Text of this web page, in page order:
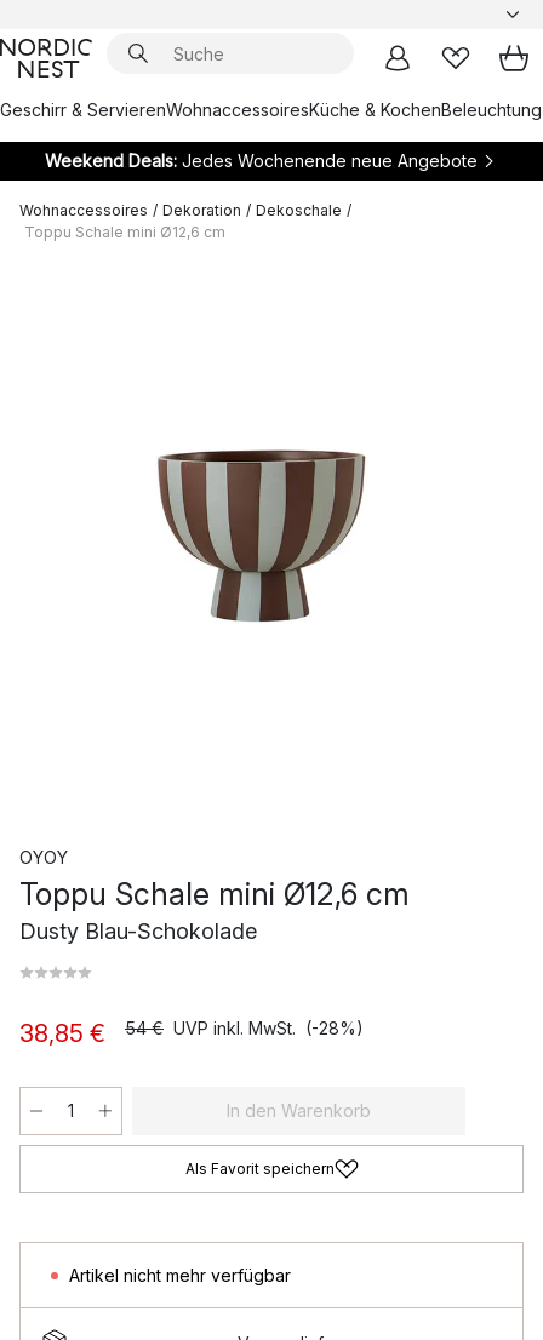
Geschirr & ServierenWohnaccessoiresKüche & KochenBeleuchtung
Weekend Deals:Jedes Wochenende neue Angebote
Wohnaccessoires / Dekoration / Dekoschale /
Toppu Schale mini Ø12,6 cm
OYOY
Toppu Schale mini Ø12,6 cm
Dusty Blau-Schokolade
38,85 € 54 € UVP inkl. MwSt. (-28%)
In den Warenkorb
Als Favorit speichern
Artikel nicht mehr verfügbar